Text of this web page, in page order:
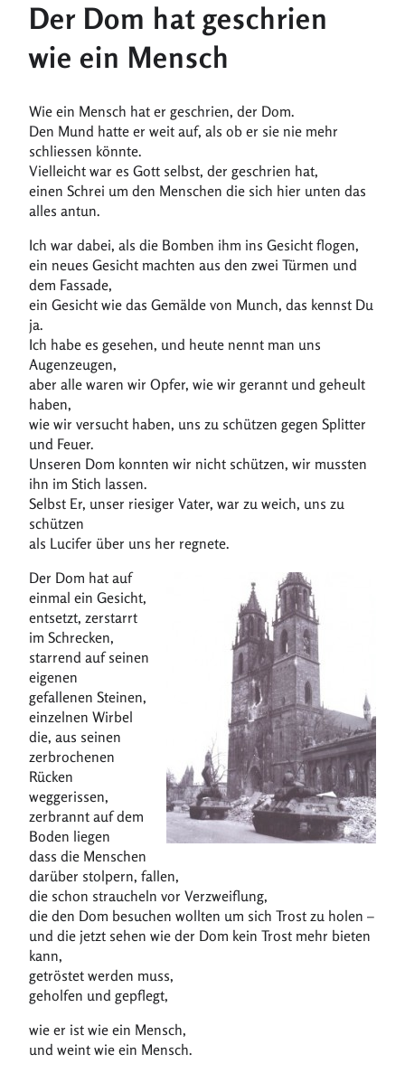
Der Dom hat geschrien
wie ein Mensch
Wie ein Mensch hat er geschrien, der Dom.
Den Mund hatte er weit auf, als ob er sie nie mehr
schliessen könnte.
Vielleicht war es Gott selbst, der geschrien hat,
einen Schrei um den Menschen die sich hier unten das
alles antun.
Ich war dabei, als die Bomben ihm ins Gesicht flogen,
ein neues Gesicht machten aus den zwei Türmen und
dem Fassade,
ein Gesicht wie das Gemälde von Munch, das kennst Du
ja.
Ich habe es gesehen, und heute nennt man uns
Augenzeugen,
aber alle waren wir Opfer, wie wir gerannt und geheult
haben,
wie wir versucht haben, uns zu schützen gegen Splitter
und Feuer.
Unseren Dom konnten wir nicht schützen, wir mussten
ihn im Stich lassen.
Selbst Er, unser riesiger Vater, war zu weich, uns zu
schützen
als Lucifer über uns her regnete.
Der Dom hat auf
einmal ein Gesicht,
entsetzt, zerstarrt
im Schrecken,
starrend auf seinen
eigenen
gefallenen Steinen,
einzelnen Wirbel
die, aus seinen
zerbrochenen
Rücken
weggerissen,
zerbrannt auf dem
Boden liegen
dass die Menschen
darüber stolpern, fallen,
die schon straucheln vor Verzweiflung,
die den Dom besuchen wollten um sich Trost zu holen –
und die jetzt sehen wie der Dom kein Trost mehr bieten
kann,
getröstet werden muss,
geholfen und gepflegt,
wie er ist wie ein Mensch,
und weint wie ein Mensch.